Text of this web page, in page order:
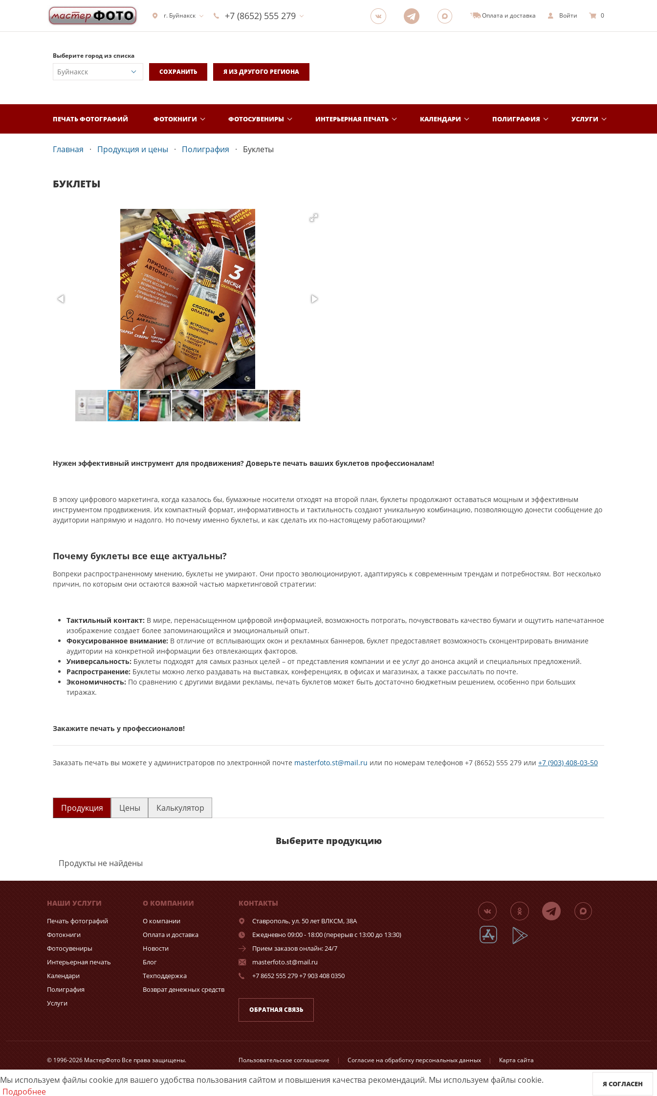
г. Буйнакск +7 (8652) 555 279 Оплата и доставка Войти 0
Выберите город из списка
СОХРАНИТЬ
Я ИЗ ДРУГОГО РЕГИОНА
ПЕЧАТЬ ФОТОГРАФИЙ ФОТОКНИГИ ФОТОСУВЕНИРЫ ИНТЕРЬЕРНАЯ ПЕЧАТЬ КАЛЕНДАРИ ПОЛИГРАФИЯ УСЛУГИ
Главная Продукция и цены Полиграфия Буклеты
БУКЛЕТЫ
Нужен эффективный инструмент для продвижения? Доверьте печать ваших буклетов профессионалам!
В эпоху цифрового маркетинга, когда казалось бы, бумажные носители отходят на второй план, буклеты продолжают оставаться мощным и эффективным
инструментом продвижения. Их компактный формат, информативность и тактильность создают уникальную комбинацию, позволяющую донести сообщение до
аудитории напрямую и надолго. Но почему именно буклеты, и как сделать их по-настоящему работающими?
Почему буклеты все еще актуальны?
Вопреки распространенному мнению, буклеты не умирают. Они просто эволюционируют, адаптируясь к современным трендам и потребностям. Вот несколько
причин, по которым они остаются важной частью маркетинговой стратегии:
Тактильный контакт: В мире, перенасыщенном цифровой информацией, возможность потрогать, почувствовать качество бумаги и ощутить напечатанное
изображение создает более запоминающийся и эмоциональный опыт.
Фокусированное внимание: В отличие от всплывающих окон и рекламных баннеров, буклет предоставляет возможность сконцентрировать внимание
аудитории на конкретной информации без отвлекающих факторов.
Универсальность: Буклеты подходят для самых разных целей – от представления компании и ее услуг до анонса акций и специальных предложений.
Распространение: Буклеты можно легко раздавать на выставках, конференциях, в офисах и магазинах, а также рассылать по почте.
Экономичность: По сравнению с другими видами рекламы, печать буклетов может быть достаточно бюджетным решением, особенно при больших
тиражах.
Закажите печать у профессионалов!
Заказать печать вы можете у администраторов по электронной почте masterfoto.st@mail.ru или по номерам телефонов +7 (8652) 555 279 или +7 (903) 408-03-50
Продукция Цены Калькулятор
Выберите продукцию
Продукты не найдены
Мы используем файлы cookie для вашего удобства пользования сайтом и повышения качества рекомендаций. Мы используем файлы cookie.
Подробнее
Я СОГЛАСЕН
НАШИ УСЛУГИ
Печать фотографий
Фотокниги
Фотосувениры
Интерьерная печать
Календари
Полиграфия
Услуги
О КОМПАНИИ
О компании
Оплата и доставка
Новости
Блог
Техподдержка
Возврат денежных средств
КОНТАКТЫ
Ставрополь,ул. 50 лет ВЛКСМ, 38А
Ежедневно 09:00 - 18:00 (перерыв с 13:00 до 13:30)
Прием заказов онлайн: 24/7
masterfoto.st@mail.ru
+7 8652 555 279 +7 903 408 0350
ОБРАТНАЯ СВЯЗЬ
© 1996-2026 МастерФото Все права защищены. Пользовательское соглашение | Согласие на обработку персональных данных | Карта сайта
Принимаем к оплате